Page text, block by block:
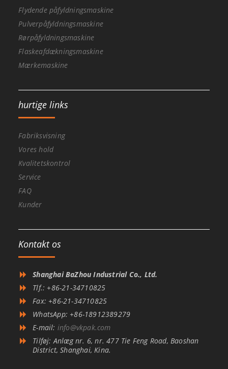
Flydende påfyldningsmaskine
Pulverpåfyldningsmaskine
Rørpåfyldningsmaskine
Flaskeafdækningsmaskine
Mærkemaskine
hurtige links
Fabriksvisning
Vores hold
Kvalitetskontrol
Service
FAQ
Kunder
Kontakt os
Shanghai BaZhou Industrial Co., Ltd.
Tlf.: +86-21-34710825
Fax: +86-21-34710825
WhatsApp: +86-18912389279
E-mail: info@vkpak.com
Tilføj: Anlæg nr. 6, nr. 477 Tie Feng Road, Baoshan
District, Shanghai, Kina.